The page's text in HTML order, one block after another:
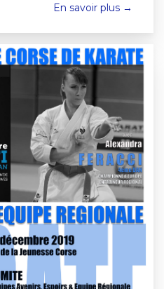
En savoir plus →